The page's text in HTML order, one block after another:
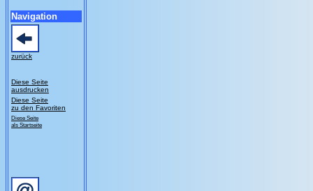
Navigation
zurück
Diese Seite
ausdrucken
Diese Seite
zu den Favoriten
Diese Seite
als Startseite